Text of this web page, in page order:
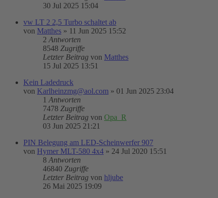
30 Jul 2025 15:04
vw LT 2 2,5 Turbo schaltet ab
von Matthes » 11 Jun 2025 15:52
2 Antworten
8548 Zugriffe
Letzter Beitrag von Matthes
15 Jul 2025 13:51
Kein Ladedruck
von Karlheinzmg@aol.com » 01 Jun 2025 23:04
1 Antworten
7478 Zugriffe
Letzter Beitrag von Opa_R
03 Jun 2025 21:21
PIN Belegung am LED-Scheinwerfer 907
von Hymer MLT-580 4x4 » 24 Jul 2020 15:51
8 Antworten
46840 Zugriffe
Letzter Beitrag von hljube
26 Mai 2025 19:09